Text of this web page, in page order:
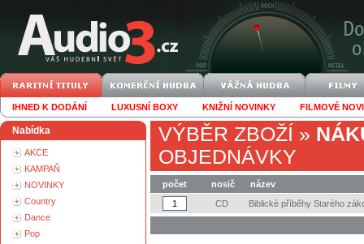
IHNED K DODÁNÍ LUXUSNÍ BOXY KNIŽNÍ NOVINKY FILMOVÉ
Nabídka
AKCE
KAMPAŇ
NOVINKY
Country
Dance
Pop
VÝBĚR ZBOŽÍ »
OBJEDNÁVKY
počet nosič
název
CD
Biblické příběhy Starého